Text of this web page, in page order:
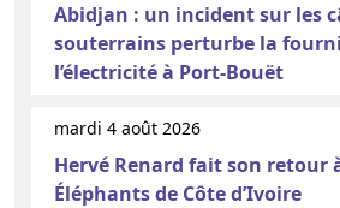
Abidjan : un incident sur les
souterrains perturbe la
l’électricité à Port-Bouët
mardi 4 août 2026
Hervé Renard fait son retour
Éléphants de Côte d’Ivoire